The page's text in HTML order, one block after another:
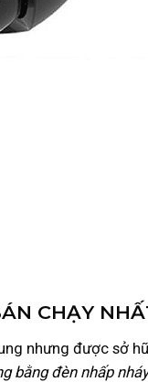
CHẠY
nhưng được sở
bằng đèn nhấp